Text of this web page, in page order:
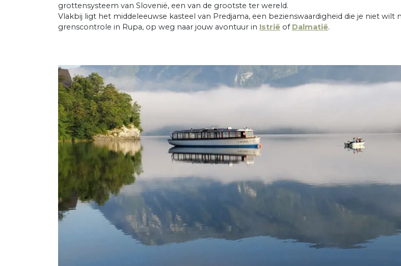
grottensysteem van Slovenië, een van de grootste ter wereld.
Vlakbij ligt het middeleeuwse kasteel van Predjama, een bezienswaardigheid die je niet wilt
grenscontrole in Rupa, op weg naar jouw avontuur in Istrië of Dalmatië.